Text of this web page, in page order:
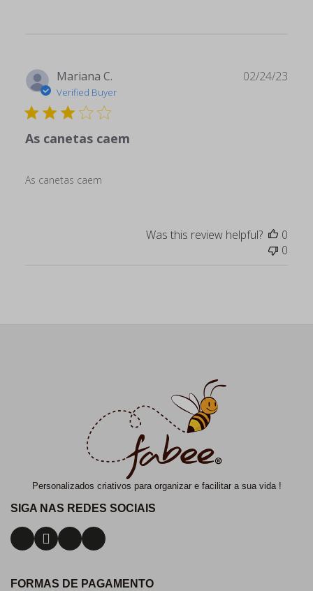
Mariana C.
Verified Buyer
As canetas caem
As canetas caem
02/24/23
Was this review helpful?
0
0
Personalizados criativos para organizar e facilitar a sua vida !
SIGA NAS REDES SOCIAIS
FORMAS DE PAGAMENTO